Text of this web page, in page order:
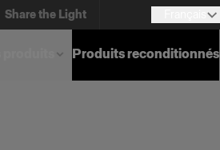
Share the Light
Produits reconditionnés